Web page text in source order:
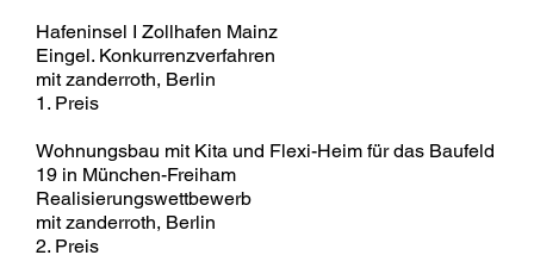
Hafeninsel I Zollhafen Mainz
Eingel. Konkurrenzverfahren
mit zanderroth, Berlin
1. Preis
Wohnungsbau mit Kita und Flexi-Heim für das Baufeld
19 in München-Freiham
Realisierungswettbewerb
mit zanderroth, Berlin
2. Preis